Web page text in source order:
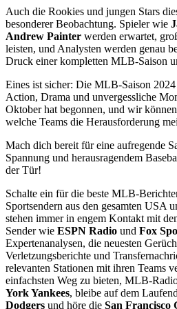
Auch die Rookies und jungen Stars
besonderer Beobachtung. Spieler wie
Andrew Painter werden erwartet,
leisten, und Analysten werden genau
Druck einer kompletten MLB-Saison
Eines ist sicher: Die MLB-Saison
Action, Drama und unvergessliche
Oktober hat begonnen, und wir
welche Teams die Herausforderung
Mach dich bereit für eine aufregende
Spannung und herausragendem
der Tür!
Schalte ein für die beste MLB-
Sportsendern aus den gesamten USA
stehen immer in engem Kontakt mit
Sender wie ESPN Radio und Fox
Expertenanalysen, die neuesten
Verletzungsberichte und
relevanten Stationen mit ihren Teams
einfachsten Weg zu bieten, MLB-
York Yankees, bleibe auf dem
Dodgers und höre die San Francisco